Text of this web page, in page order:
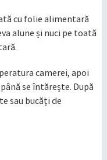
cu folie alimentară
alune și nuci pe toată
camerei, apoi
se întărește. După
sau bucăți de